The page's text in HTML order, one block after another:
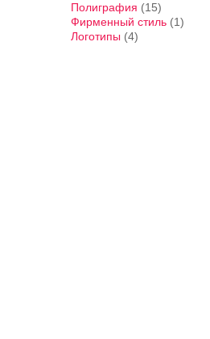
Полиграфия (15)
Фирменный стиль (1)
Логотипы (4)